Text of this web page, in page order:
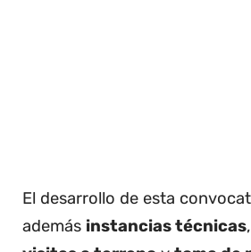
El desarrollo de esta
además instancias técnicas